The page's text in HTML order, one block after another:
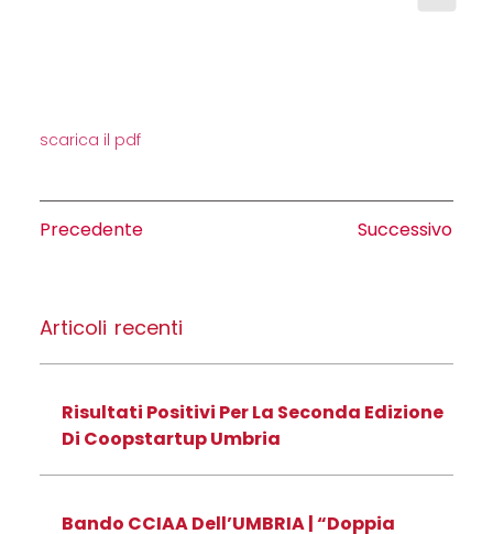
scarica il pdf
Precedente Successivo
Articoli recenti
Risultati Positivi Per La Seconda Edizione
Di Coopstartup Umbria
Bando CCIAA Dell’UMBRIA | “Doppia